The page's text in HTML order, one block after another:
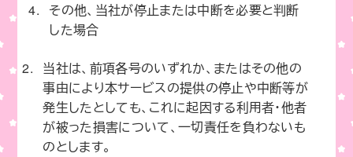
その他、当社が停止または中断を必要と判断
した場合
当社は、前項各号のいずれか、またはその他の
事由により本サービスの提供の停止や中断等が
発生したとしても、これに起因する利用者・他者
が被った損害について、一切責任を負わないも
のとします。